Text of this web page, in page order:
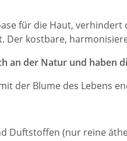
für die Haut,
Der kostbare,
an der Natur und haben
der Blume des Lebens
Duftstoffen (nur reine